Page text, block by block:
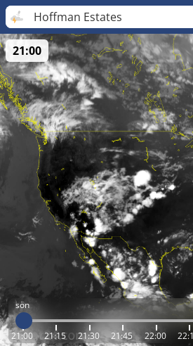
Hoffman Estates
sön
21:00 21:15 21:30 21:45 22:00
21:00